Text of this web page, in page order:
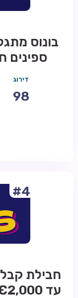
ספינים
דירוג
98
#4